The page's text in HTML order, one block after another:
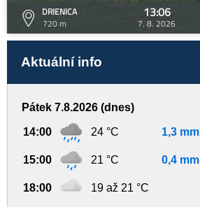
DRIENICA
720 m
13:06
7. 8. 2026
Aktuální info
Pátek 7.8.2026 (dnes)
14:00 24 °C 1,3 mm
15:00 21 °C 0,4 mm
18:00 19 až 21 °C